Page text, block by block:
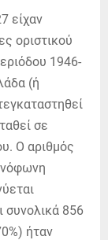
είχαν
οριστικού
1946-
(ή
σε
Ο αριθμός
συνολικά 856
ήταν